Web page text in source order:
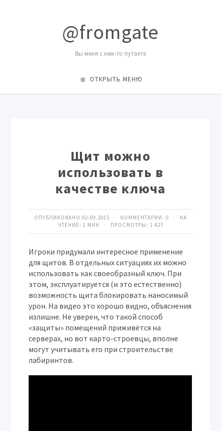
@fromgate
Вы меня с кем-то путаете
ОТКРЫТЬ МЕНЮ
Щит можно
использовать в
качестве ключа
ОПУБЛИКОВАНО 02.09.2015 · КОММЕНТАРИИ: 0 · НА
ЧТЕНИЕ: 1 МИН · ПРОСМОТРЫ: 1 427
Игроки придумали интересное применение
для щитов. В отдельных ситуациях их можно
использовать как своеобразный ключ. При
этом, эксплуатируется (и это естественно)
возможность щита блокировать наносимый
урон. На видео это хорошо видно, объяснения
излишне. Не уверен, что такой способ
«защиты» помещений приживётся на
серверах, но вот карто-строевцы, вполне
могут учитывать его при строительстве
лабиринтов.